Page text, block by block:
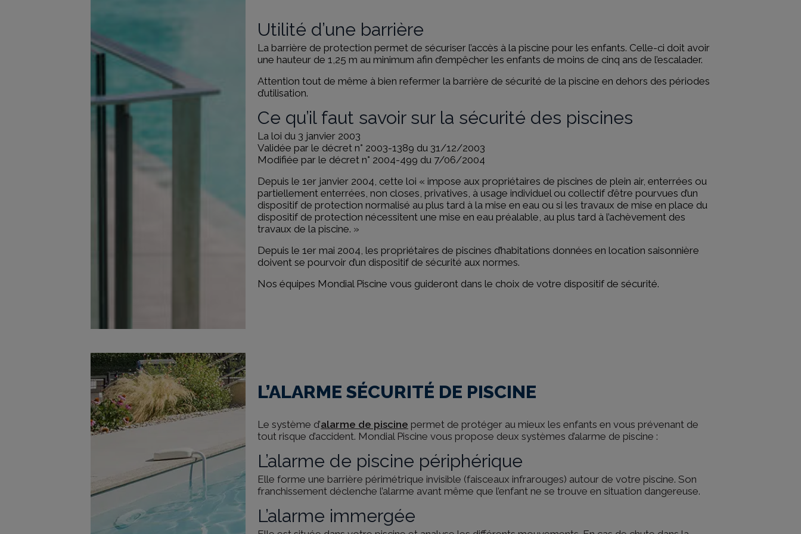
Utilité d’une barrière
La barrière de protection permet de sécuriser l’accès à la piscine pour les enfants. Celle-ci doit avoir
une hauteur de 1,25 m au minimum afin d’empêcher les enfants de moins de cinq ans de l’escalader.
Attention tout de même à bien refermer la barrière de sécurité de la piscine en dehors des périodes
d’utilisation.
Ce qu’il faut savoir sur la sécurité des piscines
La loi du 3 janvier 2003
Validée par le décret n° 2003-1389 du 31/12/2003
Modifiée par le décret n° 2004-499 du 7/06/2004
Depuis le 1er janvier 2004, cette loi « impose aux propriétaires de piscines de plein air, enterrées ou
partiellement enterrées, non closes, privatives, à usage individuel ou collectif d’être pourvues d’un
dispositif de protection normalisé au plus tard à la mise en eau ou si les travaux de mise en place du
dispositif de protection nécessitent une mise en eau préalable, au plus tard à l’achèvement des
travaux de la piscine. »
Depuis le 1er mai 2004, les propriétaires de piscines d’habitations données en location saisonnière
doivent se pourvoir d’un dispositif de sécurité aux normes.
Nos équipes Mondial Piscine vous guideront dans le choix de votre dispositif de sécurité.
L’ALARME SÉCURITÉ DE PISCINE
Le système d’alarme de piscine permet de protéger au mieux les enfants en vous prévenant de
tout risque d’accident. Mondial Piscine vous propose deux systèmes d’alarme de piscine :
L’alarme de piscine périphérique
Elle forme une barrière périmétrique invisible (faisceaux infrarouges) autour de votre piscine. Son
franchissement déclenche l’alarme avant même que l’enfant ne se trouve en situation dangereuse.
L’alarme immergée